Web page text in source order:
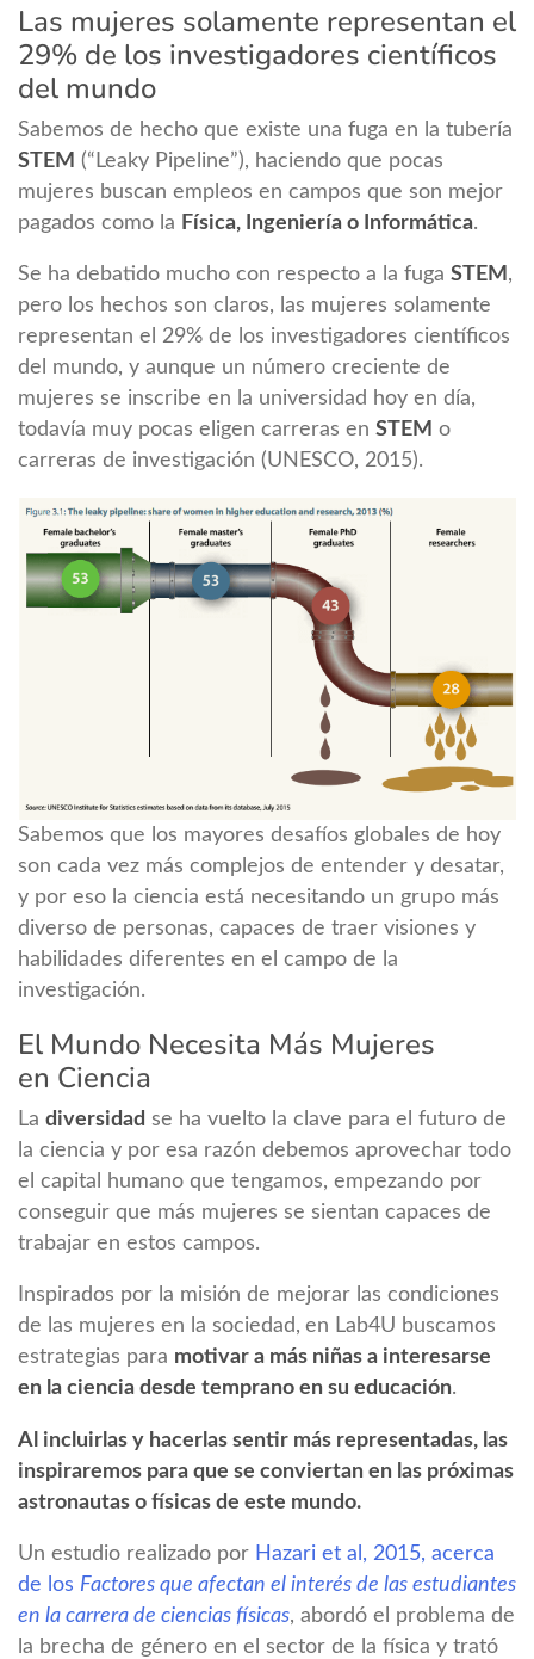
Las mujeres solamente representan el
29% de los investigadores científicos
del mundo
Sabemos de hecho que existe una fuga en la tubería
STEM (“Leaky Pipeline”), haciendo que pocas
mujeres buscan empleos en campos que son mejor
pagados como la Física, Ingeniería o Informática.
Se ha debatido mucho con respecto a la fuga STEM ,
pero los hechos son claros, las mujeres solamente
representan el 29% de los investigadores científicos
del mundo, y aunque un número creciente de
mujeres se inscribe en la universidad hoy en día,
todavía muy pocas eligen carreras en STEM o
carreras de investigación (UNESCO, 2015).
Sabemos que los mayores desafíos globales de hoy
son cada vez más complejos de entender y desatar,
y por eso la ciencia está necesitando un grupo más
diverso de personas, capaces de traer visiones y
habilidades diferentes en el campo de la
investigación.
El Mundo Necesita Más Mujeres
en Ciencia
La diversidad se ha vuelto la clave para el futuro de
la ciencia y por esa razón debemos aprovechar todo
el capital humano que tengamos, empezando por
conseguir que más mujeres se sientan capaces de
trabajar en estos campos.
Inspirados por la misión de mejorar las condiciones
de las mujeres en la sociedad, en Lab4U buscamos
estrategias para motivar a más niñas a interesarse
en la ciencia desde temprano en su educación.
Al incluirlas y hacerlas sentir más representadas, las
inspiraremos para que se conviertan en las próximas
astronautas o físicas de este mundo.
Un estudio realizado por Hazari et al, 2015, acerca
de los Factores que afectan el interés de las estudiantes
en la carrera de ciencias físicas, abordó el problema de
la brecha de género en el sector de la física y trató